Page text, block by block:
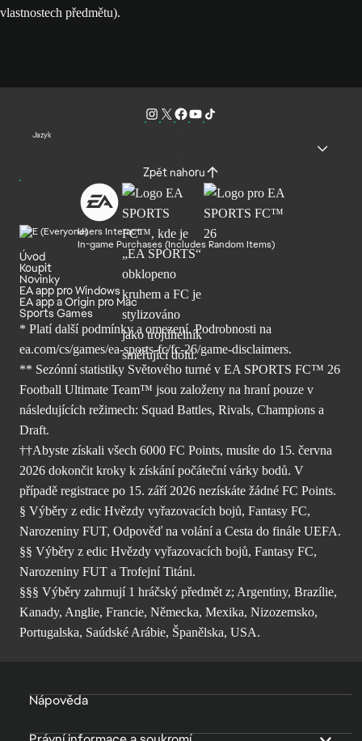
vlastnostech předmětu).
Jazyk
Zpět nahoru
Users Interact
In-game Purchases (Includes Random Items)
Úvod
Koupit
Novinky
EA app pro Windows
EA app a Origin pro Mac
Sports Games
* Platí další podmínky a omezení. Podrobnosti na
ea.com/cs/games/ea-sports-fc/fc-26/game-disclaimers.
** Sezónní statistiky Světového turné v EA SPORTS FC™ 26
Football Ultimate Team™ jsou založeny na hraní pouze v
následujících režimech: Squad Battles, Rivals, Champions a
Draft.
††Abyste získali všech 6000 FC Points, musíte do 15. června
2026 dokončit kroky k získání počáteční várky bodů. V
případě registrace po 15. září 2026 nezískáte žádné FC Points.
§ Výběry z edic Hvězdy vyřazovacích bojů, Fantasy FC,
Narozeniny FUT, Odpověď na volání a Cesta do finále UEFA.
§§ Výběry z edic Hvězdy vyřazovacích bojů, Fantasy FC,
Narozeniny FUT a Trofejní Titáni.
§§§ Výběry zahrnují 1 hráčský předmět z; Argentiny, Brazílie,
Kanady, Anglie, Francie, Německa, Mexika, Nizozemsko,
Portugalska, Saúdské Arábie, Španělska, USA.
Nápověda